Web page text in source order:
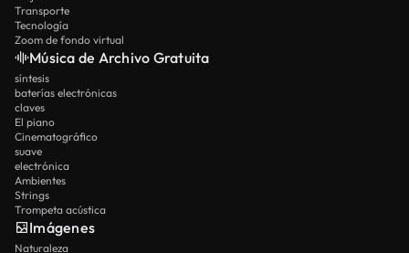
Transporte
Tecnología
Zoom de fondo virtual
Música de Archivo Gratuita
síntesis
baterías electrónicas
claves
El piano
Cinematográfico
suave
electrónica
Ambientes
Strings
Trompeta acústica
Imágenes
Naturaleza